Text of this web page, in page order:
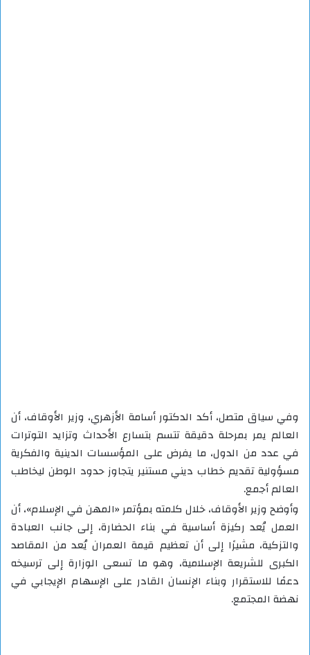
وفي سياق متصل، أكد الدكتور أسامة الأزهري، وزير الأوقاف، أن
العالم يمر بمرحلة دقيقة تتسم بتسارع الأحداث وتزايد التوترات
في عدد من الدول، ما يفرض على المؤسسات الدينية والفكرية
مسؤولية تقديم خطاب ديني مستنير يتجاوز حدود الوطن ليخاطب
العالم أجمع.
وأوضح وزير الأوقاف، خلال كلمته بمؤتمر «المهن في الإسلام»، أن
العمل يُعد ركيزة أساسية في بناء الحضارة، إلى جانب العبادة
والتزكية، مشيرًا إلى أن تعظيم قيمة العمران يُعد من المقاصد
الكبرى للشريعة الإسلامية، وهو ما تسعى الوزارة إلى ترسيخه
دعمًا للاستقرار وبناء الإنسان القادر على الإسهام الإيجابي في
نهضة المجتمع.